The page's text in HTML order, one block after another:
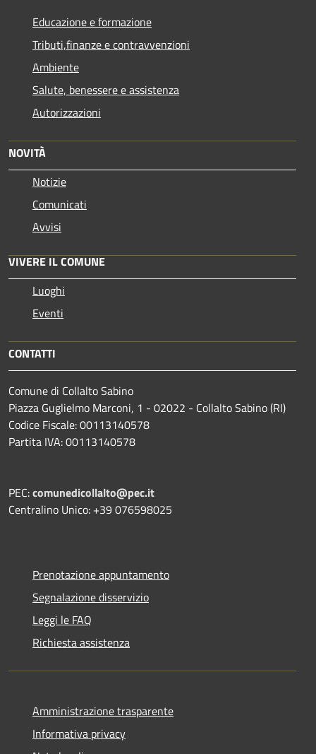
Educazione e formazione
Tributi,finanze e contravvenzioni
Ambiente
Salute, benessere e assistenza
Autorizzazioni
NOVITÀ
Notizie
Comunicati
Avvisi
VIVERE IL COMUNE
Luoghi
Eventi
CONTATTI
Comune di Collalto Sabino
Piazza Guglielmo Marconi, 1 - 02022 - Collalto Sabino (RI)
Codice Fiscale: 00113140578
Partita IVA: 00113140578
PEC:comunedicollalto@pec.it
Centralino Unico: +39 076598025
Prenotazione appuntamento
Segnalazione disservizio
Leggi le FAQ
Richiesta assistenza
Amministrazione trasparente
Informativa privacy